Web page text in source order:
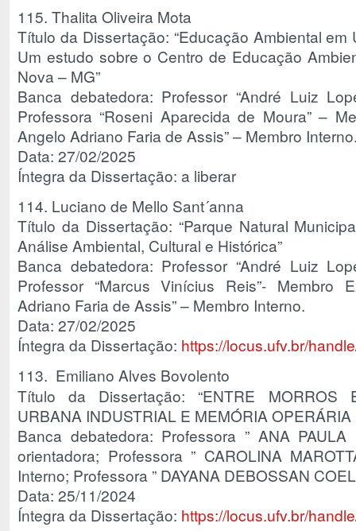
115. Thalita Oliveira Mota
Título da Dissertação: “Educação Ambiental
Um estudo sobre o Centro de Educação
Nova – MG”
Banca debatedora: Professor “André Luiz
Professora “Roseni Aparecida de Moura” –
Angelo Adriano Faria de Assis” – Membro
Data: 27/02/2025
Íntegra da Dissertação: a liberar
114. Luciano de Mello Sant´anna
Título da Dissertação: “Parque Natural
Análise Ambiental, Cultural e Histórica”
Banca debatedora: Professor “André Luiz
Professor “Marcus Vinícius Reis”- Membro
Adriano Faria de Assis” – Membro Interno.
Data: 27/02/2025
Íntegra da Dissertação: https://locus.ufv.br/
113. Emiliano Alves Bovolento
Título da Dissertação: “ENTRE MORROS
URBANA INDUSTRIAL E MEMÓRIA
Banca debatedora: Professora ” ANA
orientadora; Professora ” CAROLINA
Interno; Professora ” DAYANA DEBOSSAN
Data: 25/11/2024
Íntegra da Dissertação: https://locus.ufv.br/